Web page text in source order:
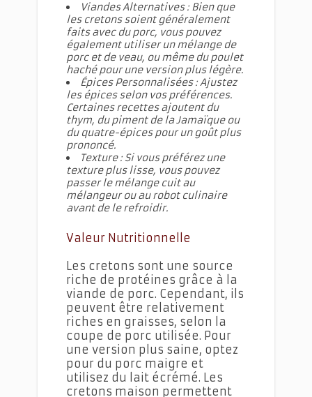
Viandes Alternatives : Bien que
les cretons soient généralement
faits avec du porc, vous pouvez
également utiliser un mélange de
porc et de veau, ou même du poulet
haché pour une version plus légère.
Épices Personnalisées : Ajustez
les épices selon vos préférences.
Certaines recettes ajoutent du
thym, du piment de la Jamaïque ou
du quatre-épices pour un goût plus
prononcé.
Texture : Si vous préférez une
texture plus lisse, vous pouvez
passer le mélange cuit au
mélangeur ou au robot culinaire
avant de le refroidir.
Valeur Nutritionnelle
Les cretons sont une source
riche de protéines grâce à la
viande de porc. Cependant, ils
peuvent être relativement
riches en graisses, selon la
coupe de porc utilisée. Pour
une version plus saine, optez
pour du porc maigre et
utilisez du lait écrémé. Les
cretons maison permettent